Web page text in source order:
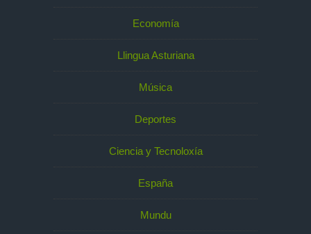
Economía
Llingua Asturiana
Música
Deportes
Ciencia y Tecnoloxía
España
Mundu